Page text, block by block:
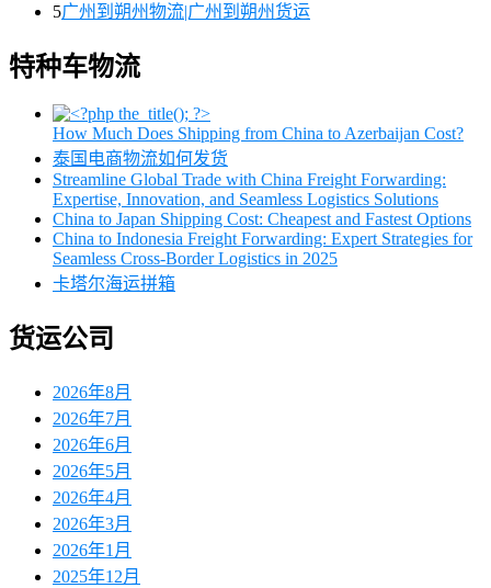
5广州到朔州物流|广州到朔州货运
特种车物流
How Much Does Shipping from China to Azerbaijan Cost?
泰国电商物流如何发货
Streamline Global Trade with China Freight Forwarding:
Expertise, Innovation, and Seamless Logistics Solutions
China to Japan Shipping Cost: Cheapest and Fastest Options
China to Indonesia Freight Forwarding: Expert Strategies for
Seamless Cross-Border Logistics in 2025
卡塔尔海运拼箱
货运公司
2026年8月
2026年7月
2026年6月
2026年5月
2026年4月
2026年3月
2026年1月
2025年12月